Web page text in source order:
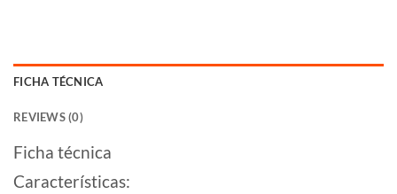
FICHA TÉCNICA
REVIEWS (0)
Ficha técnica
Características: